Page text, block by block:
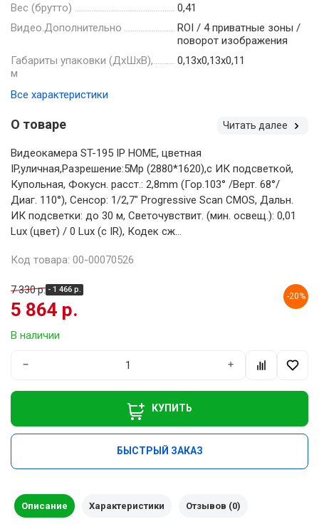
Вес (брутто)
0,41
Видео.Дополнительно
ROI / 4 приватные зоны /
поворот изображения
Габариты упаковки (ДхШхВ),
м
0,13x0,13x0,11
Все характеристики
О товаре Читать далее
Видеокамера ST-195 IP HOME, цветная
IP,уличная,Разрешение:5Mp (2880*1620),с ИК подсветкой,
Купольная, Фокусн. расст.: 2,8mm (Гор.103° /Верт. 68°/
Диаг. 110°), Сенсор: 1/2,7" Progressive Scan CMOS, Дальн.
ИК подсветки: до 30 м, Светочувствит. (мин. освещ.): 0,01
Lux (цвет) / 0 Lux (с IR), Кодек сж...
Код товара: 00-00070526
7 330 р. - 1 466 р.
5 864 р.
-20%
В наличии
− +
КУПИТЬ
БЫСТРЫЙ ЗАКАЗ
Описание Характеристики Отзывов (0)